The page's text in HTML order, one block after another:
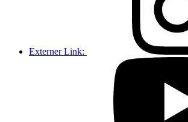
Externer Link: